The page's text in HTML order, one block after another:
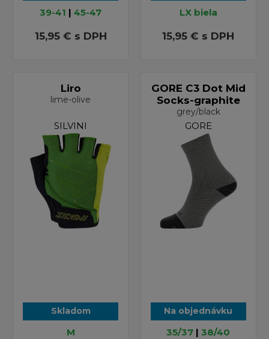
39-41 |45-47
15,95 € s DPH
LX biela
15,95 € s DPH
Liro
lime-olive
SILVINI
Skladom
M
GORE C3 Dot Mid
Socks-graphite
grey/black
GORE
Na objednávku
35/37 |38/40